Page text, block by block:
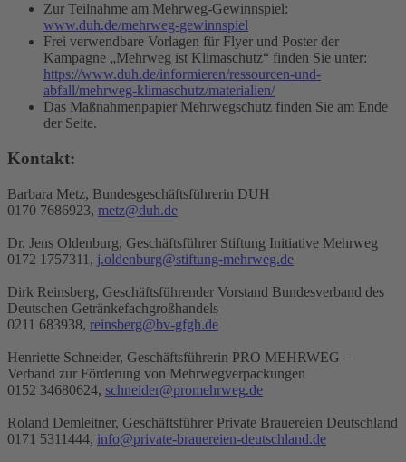
Zur Teilnahme am Mehrweg-Gewinnspiel:
www.duh.de/mehrweg-gewinnspiel
Frei verwendbare Vorlagen für Flyer und Poster der
Kampagne „Mehrweg ist Klimaschutz“ finden Sie unter:
https://www.duh.de/informieren/ressourcen-und-
abfall/mehrweg-klimaschutz/materialien/
Das Maßnahmenpapier Mehrwegschutz finden Sie am Ende
der Seite.
Kontakt:
Barbara Metz, Bundesgeschäftsführerin DUH
0170 7686923, metz@duh.de
Dr. Jens Oldenburg, Geschäftsführer Stiftung Initiative Mehrweg
0172 1757311, j.oldenburg@stiftung-mehrweg.de
Dirk Reinsberg, Geschäftsführender Vorstand Bundesverband des
Deutschen Getränkefachgroßhandels
0211 683938, reinsberg@bv-gfgh.de
Henriette Schneider, Geschäftsführerin PRO MEHRWEG –
Verband zur Förderung von Mehrwegverpackungen
0152 34680624, schneider@promehrweg.de
Roland Demleitner, Geschäftsführer Private Brauereien Deutschland
0171 5311444, info@private-brauereien-deutschland.de